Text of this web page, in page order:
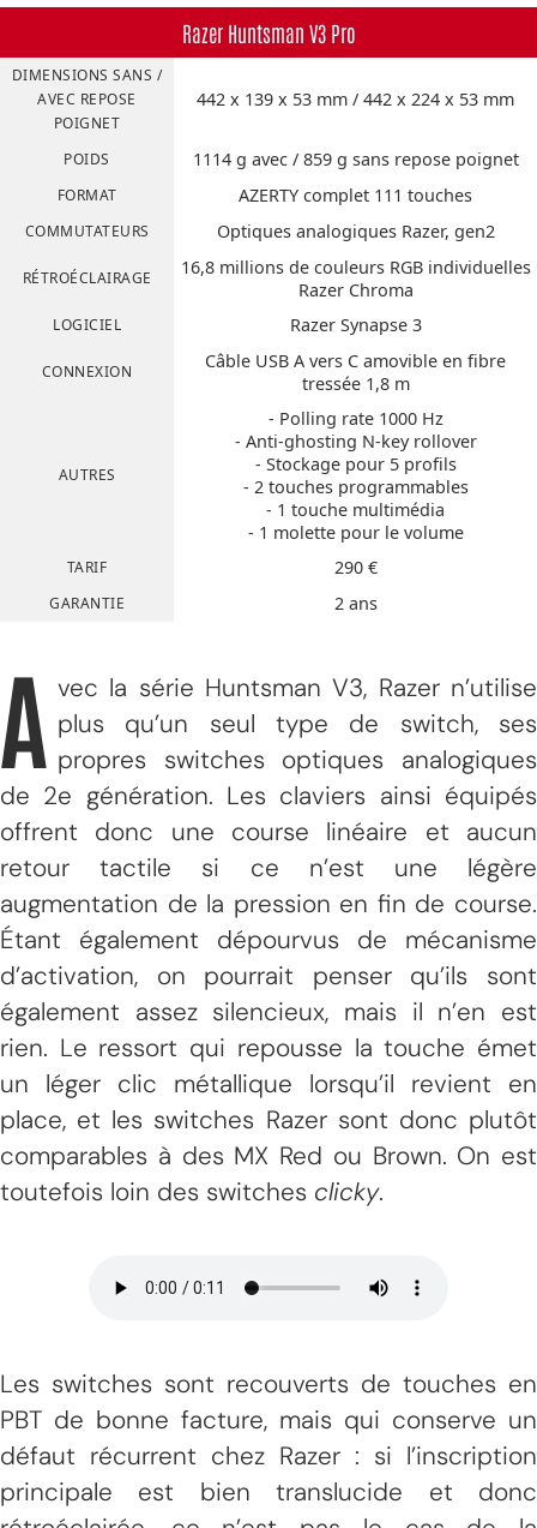
Razer Huntsman V3 Pro
DIMENSIONS SANS /
AVEC REPOSE
POIGNET
442 x 139 x 53 mm / 442 x 224 x 53 mm
POIDS 1114 g avec / 859 g sans repose poignet
FORMAT AZERTY complet 111 touches
COMMUTATEURS Optiques analogiques Razer, gen2
RÉTROÉCLAIRAGE
16,8 millions de couleurs RGB individuelles
Razer Chroma
LOGICIEL Razer Synapse 3
CONNEXION
Câble USB A vers C amovible en fibre
tressée 1,8 m
AUTRES
- Polling rate 1000 Hz
- Anti-ghosting N-key rollover
- Stockage pour 5 profils
- 2 touches programmables
- 1 touche multimédia
- 1 molette pour le volume
TARIF 290 €
GARANTIE 2 ans
A vec la série Huntsman V3, Razer n’utilise
plus qu’un seul type de switch, ses
propres switches optiques analogiques
de 2e génération. Les claviers ainsi équipés
offrent donc une course linéaire et aucun
retour tactile si ce n’est une légère
augmentation de la pression en fin de course.
Étant également dépourvus de mécanisme
d’activation, on pourrait penser qu’ils sont
également assez silencieux, mais il n’en est
rien. Le ressort qui repousse la touche émet
un léger clic métallique lorsqu’il revient en
place, et les switches Razer sont donc plutôt
comparables à des MX Red ou Brown. On est
toutefois loin des switches clicky.
Les switches sont recouverts de touches en
PBT de bonne facture, mais qui conserve un
défaut récurrent chez Razer : si l’inscription
principale est bien translucide et donc